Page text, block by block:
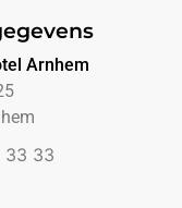
Arnhem
33 33